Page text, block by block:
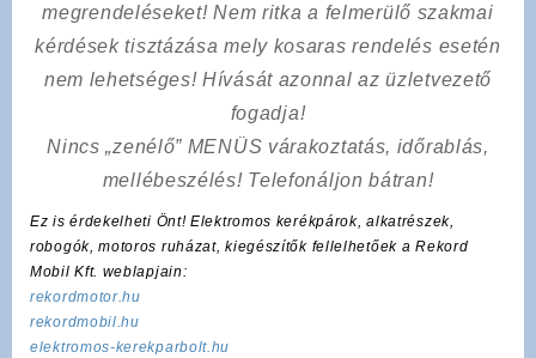
megrendeléseket! Nem ritka a felmerülő szakmai
kérdések tisztázása mely kosaras rendelés esetén
nem lehetséges! Hívását azonnal az üzletvezető
fogadja!
Nincs „zenélő” MENÜS várakoztatás, időrablás,
mellébeszélés! Telefonáljon bátran!
Ez is érdekelheti Önt! Elektromos kerékpárok, alkatrészek,
robogók, motoros ruházat, kiegészítők fellelhetőek a Rekord
Mobil Kft. weblapjain:
rekordmotor.hu
rekordmobil.hu
elektromos-kerekparbolt.hu